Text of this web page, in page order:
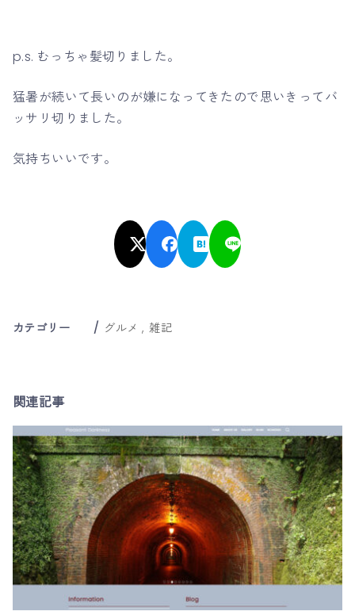
p.s. むっちゃ髪切りました。
猛暑が続いて長いのが嫌になってきたので思いきってバ
ッサリ切りました。
気持ちいいです。
カテゴリー グルメ 雑記
関連記事